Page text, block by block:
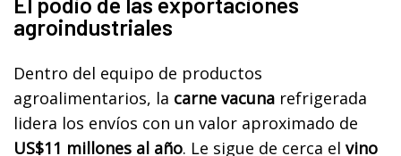
agroindustriales
Dentro del equipo de productos
agroalimentarios, la carne vacuna refrigerada
lidera los envíos con un valor aproximado de
US$11 millones al año. Le sigue de cerca el vino